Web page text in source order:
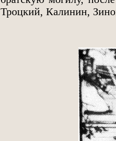
Троцкий, Калинин,